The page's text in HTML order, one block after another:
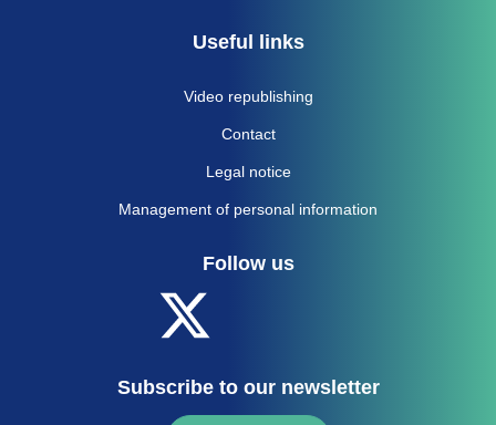
Useful links
Video republishing
Contact
Legal notice
Management of personal information
Follow us
Subscribe to our newsletter